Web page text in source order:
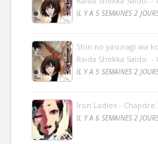
IL Y A 5 SEMAINES 2
Shin no yasuragi wa
Raida Shokka Saido- -
IL Y A 5 SEMAINES 2
Iron Ladies - Chapitre
IL Y A 6 SEMAINES 2